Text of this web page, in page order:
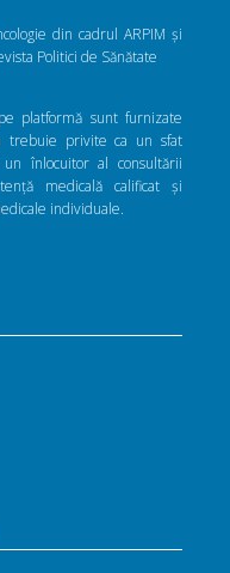
din cadrul ARPIM și
Politici de Sănătate
platformă sunt furnizate
trebuie privite ca un sfat
înlocuitor al consultării
medicală calificat și
individuale.